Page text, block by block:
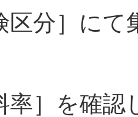
区分］に
］を確認